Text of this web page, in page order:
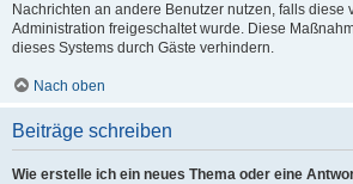
Nachrichten an andere Benutzer nutzen, falls diese
Administration freigeschaltet wurde. Diese
dieses Systems durch Gäste verhindern.
Nach oben
Beiträge schreiben
Wie erstelle ich ein neues Thema oder eine